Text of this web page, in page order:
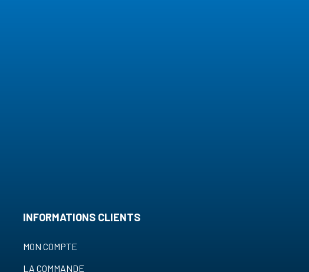
INFORMATIONS CLIENTS
MON COMPTE
LA COMMANDE